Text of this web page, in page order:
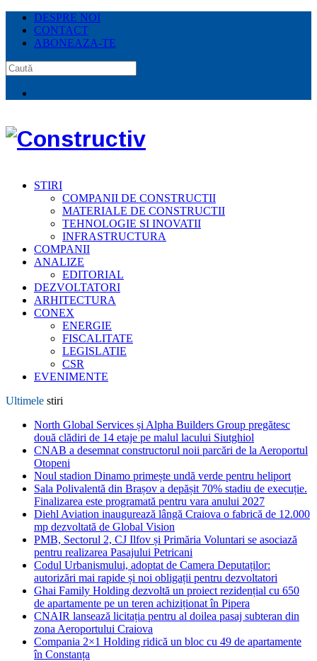
DESPRE NOI
CONTACT
ABONEAZA-TE
STIRI
COMPANII DE CONSTRUCTII
MATERIALE DE CONSTRUCTII
TEHNOLOGIE SI INOVATII
INFRASTRUCTURA
COMPANII
ANALIZE
EDITORIAL
DEZVOLTATORI
ARHITECTURA
CONEX
ENERGIE
FISCALITATE
LEGISLATIE
CSR
EVENIMENTE
Ultimele stiri
North Global Services și Alpha Builders Group pregătesc
două clădiri de 14 etaje pe malul lacului Siutghiol
CNAB a desemnat constructorul noii parcări de la Aeroportul
Otopeni
Noul stadion Dinamo primește undă verde pentru heliport
Sala Polivalentă din Brașov a depășit 70% stadiu de execuție.
Finalizarea este programată pentru vara anului 2027
Diehl Aviation inaugurează lângă Craiova o fabrică de 12.000
mp dezvoltată de Global Vision
PMB, Sectorul 2, CJ Ilfov și Primăria Voluntari se asociază
pentru realizarea Pasajului Petricani
Codul Urbanismului, adoptat de Camera Deputaților:
autorizări mai rapide și noi obligații pentru dezvoltatori
Ghai Family Holding dezvoltă un proiect rezidențial cu 650
de apartamente pe un teren achiziționat în Pipera
CNAIR lansează licitația pentru al doilea pasaj subteran din
zona Aeroportului Craiova
Compania 2×1 Holding ridică un bloc cu 49 de apartamente
în Constanța